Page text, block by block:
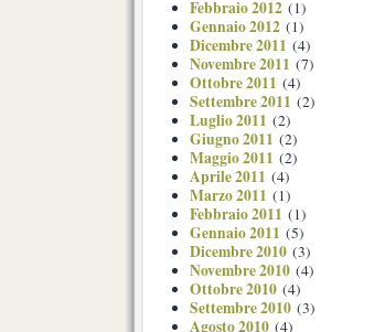
Febbraio 2012 (1)
Gennaio 2012 (1)
Dicembre 2011 (4)
Novembre 2011 (7)
Ottobre 2011 (4)
Settembre 2011 (2)
Luglio 2011 (2)
Giugno 2011 (2)
Maggio 2011 (2)
Aprile 2011 (4)
Marzo 2011 (1)
Febbraio 2011 (1)
Gennaio 2011 (5)
Dicembre 2010 (3)
Novembre 2010 (4)
Ottobre 2010 (4)
Settembre 2010 (3)
Agosto 2010 (4)